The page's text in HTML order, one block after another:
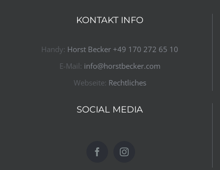
KONTAKT INFO
Handy: Horst Becker ​+49 170 272 65 10​
E-Mail: info@horstbecker.com
Webseite: Rechtliches
SOCIAL MEDIA